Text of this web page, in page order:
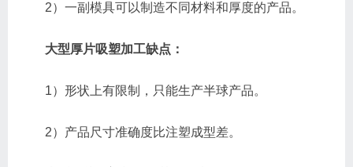
2）一副模具可以制造不同材料和厚度的产品。
大型厚片吸塑加工缺点：
1）形状上有限制，只能生产半球产品。
2）产品尺寸准确度比注塑成型差。